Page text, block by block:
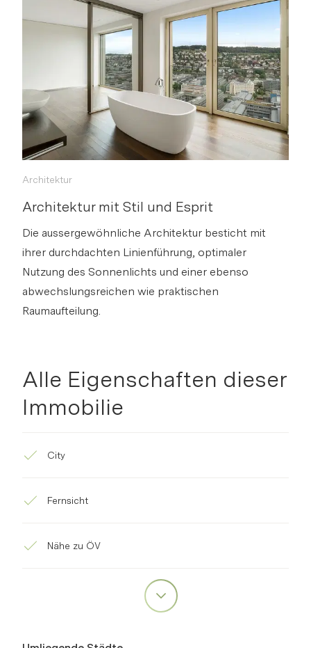
s
Architektur
Architektur mit Stil und Esprit
Die aussergewöhnliche Architektur besticht mit
ihrer durchdachten Linienführung, optimaler
Nutzung des Sonnenlichts und einer ebenso
abwechslungsreichen wie praktischen
Raumaufteilung.
Alle Eigenschaften dieser
Immobilie
City
Fernsicht
Nähe zu ÖV